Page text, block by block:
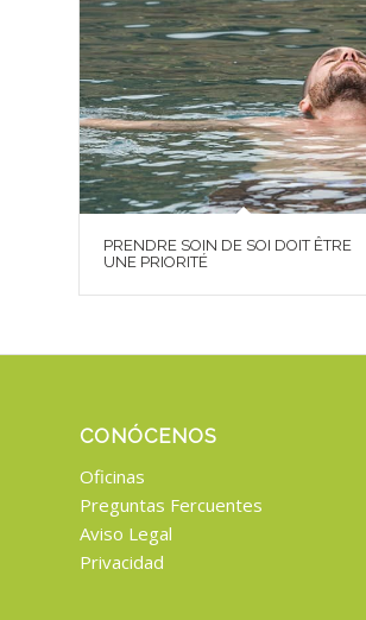
PRENDRE SOIN DE SOI DOIT ÊTRE
UNE PRIORITÉ
CONÓCENOS
Oficinas
Preguntas Fercuentes
Aviso Legal
Privacidad